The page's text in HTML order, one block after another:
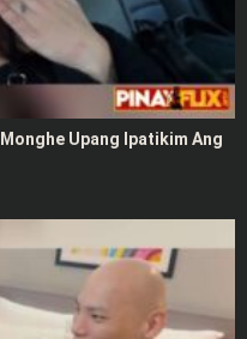
Upang Ipatikim Ang